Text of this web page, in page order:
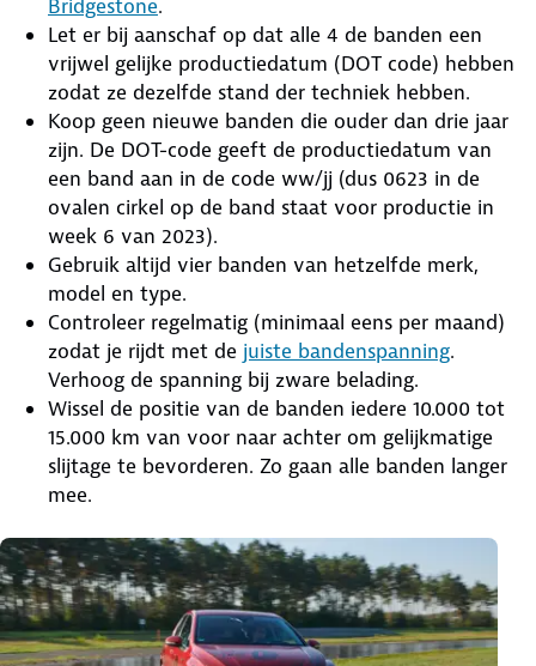
Bridgestone.
Let er bij aanschaf op dat alle 4 de banden een
vrijwel gelijke productiedatum (DOT code) hebben
zodat ze dezelfde stand der techniek hebben.
Koop geen nieuwe banden die ouder dan drie jaar
zijn. De DOT-code geeft de productiedatum van
een band aan in de code ww/jj (dus 0623 in de
ovalen cirkel op de band staat voor productie in
week 6 van 2023).
Gebruik altijd vier banden van hetzelfde merk,
model en type.
Controleer regelmatig (minimaal eens per maand)
zodat je rijdt met de juiste bandenspanning.
Verhoog de spanning bij zware belading.
Wissel de positie van de banden iedere 10.000 tot
15.000 km van voor naar achter om gelijkmatige
slijtage te bevorderen. Zo gaan alle banden langer
mee.